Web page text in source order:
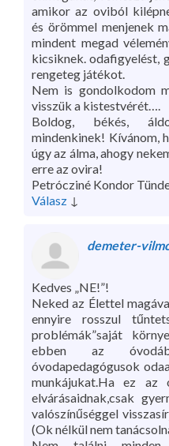
amikor az oviból
és örömmel menjenek
mindent megad
kicsiknek. odafigyelést,
rengeteg játékot.
Nem is gondolkodom
visszük a kistestvérét….
Boldog, békés,
mindenkinek! Kívánom,
úgy az álma, ahogy
erre az ovira!
Petrócziné Kondor
Válasz ↓
demeter-
Kedves „NE!”!
Neked az Élettel
ennyire rosszul
problémák”saját
ebben az
óvodapedagógusok
munkájukat.Ha ez
elvárásaidnak,csak
valószínűséggel
(Ok nélkül nem